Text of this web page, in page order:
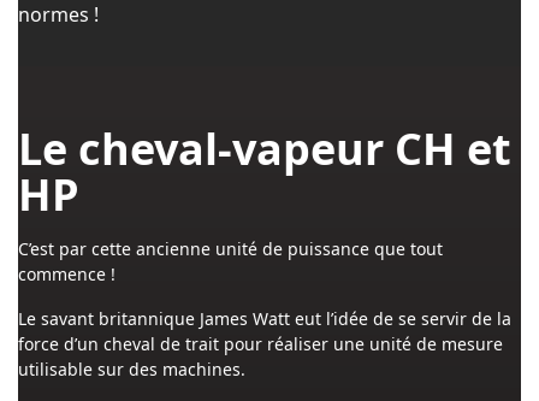
normes !
Le cheval-vapeur CH et
HP
C’est par cette ancienne unité de puissance que tout
commence !
Le savant britannique James Watt eut l’idée de se servir de la
force d’un cheval de trait pour réaliser une unité de mesure
utilisable sur des machines.